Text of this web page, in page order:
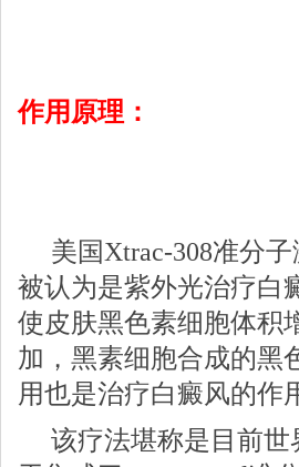
作用原理：
美国Xtrac-308准分子
被认为是紫外光治疗白
使皮肤黑色素细胞体积
加，黑素细胞合成的黑
用也是治疗白癜风的作
该疗法堪称是目前世